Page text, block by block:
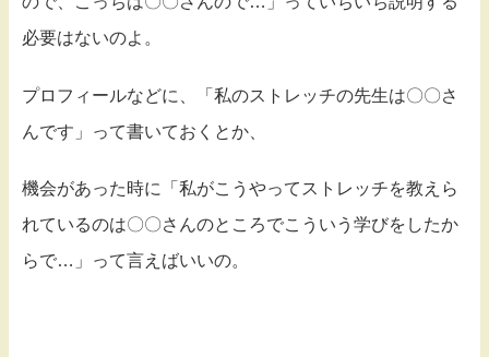
必要はないのよ。
プロフィールなどに、「私のストレッチの先生は〇〇さ
んです」って書いておくとか、
機会があった時に「私がこうやってストレッチを教えら
れているのは〇〇さんのところでこういう学びをしたか
らで…」って言えばいいの。